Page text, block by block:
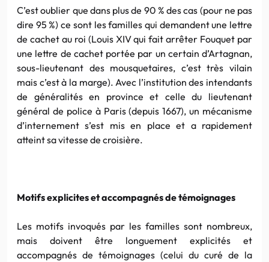
C’est oublier que dans plus de 90 % des cas (pour ne pas
dire 95 %) ce sont les familles qui demandent une lettre
de cachet au roi (Louis XIV qui fait arrêter Fouquet par
une lettre de cachet portée par un certain d’Artagnan,
sous-lieutenant des mousquetaires, c’est très vilain
mais c’est à la marge). Avec l’institution des intendants
de généralités en province et celle du lieutenant
général de police à Paris (depuis 1667), un mécanisme
d’internement s’est mis en place et a rapidement
atteint sa vitesse de croisière.
Motifs explicites et accompagnés de témoignages
Les motifs invoqués par les familles sont nombreux,
mais doivent être longuement explicités et
accompagnés de témoignages (celui du curé de la